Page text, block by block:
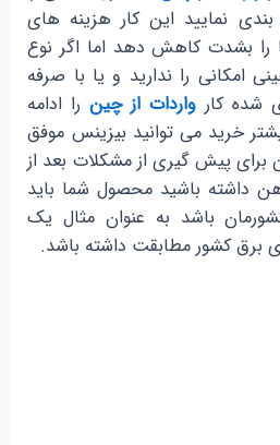
نمایید این کار هزینه های
بشدت کاهش دهد اما اگر نوع
امکانی را ندارید و یا با صرفه
شده کار واردات از چینرا ادامه
خرید می توانید بیزینس موفق
پیش گیری از مشکلات بعد از
داشته باشید محصول شما باید
باشد به عنوان مثال یک
برق کشور مطابقت داشته باشد.